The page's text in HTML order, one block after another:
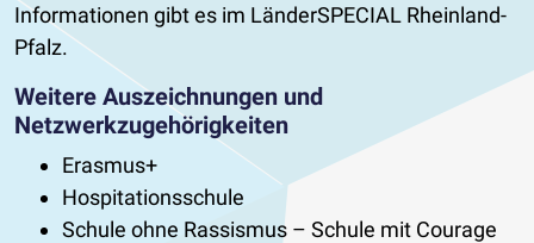
Informationen gibt es im LänderSPECIAL Rheinland-
Pfalz.
Weitere Auszeichnungen und
Netzwerkzugehörigkeiten
Erasmus+
Hospitationsschule
Schule ohne Rassismus – Schule mit Courage